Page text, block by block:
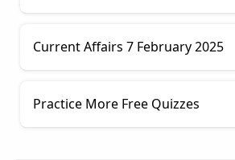
Current Affairs 7 February 2025
Practice More Free Quizzes